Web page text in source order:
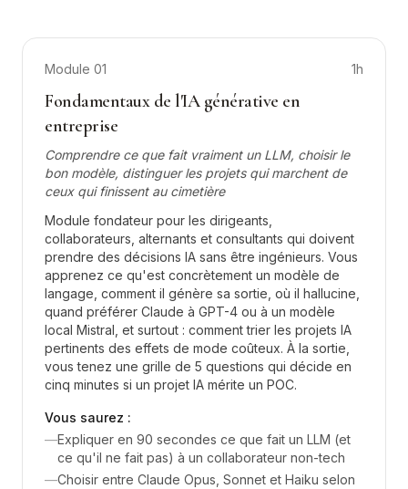
Module 01 1h
Fondamentaux de l'IA générative en
entreprise
Comprendre ce que fait vraiment un LLM, choisir le
bon modèle, distinguer les projets qui marchent de
ceux qui finissent au cimetière
Module fondateur pour les dirigeants,
collaborateurs, alternants et consultants qui doivent
prendre des décisions IA sans être ingénieurs. Vous
apprenez ce qu'est concrètement un modèle de
langage, comment il génère sa sortie, où il hallucine,
quand préférer Claude à GPT-4 ou à un modèle
local Mistral, et surtout : comment trier les projets IA
pertinents des effets de mode coûteux. À la sortie,
vous tenez une grille de 5 questions qui décide en
cinq minutes si un projet IA mérite un POC.
Vous saurez :
—Expliquer en 90 secondes ce que fait un LLM (et
ce qu'il ne fait pas) à un collaborateur non-tech
—Choisir entre Claude Opus, Sonnet et Haiku selon